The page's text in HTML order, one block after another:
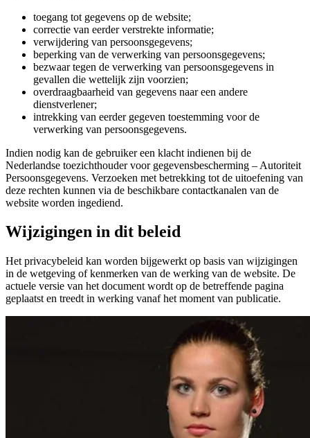
toegang tot gegevens op de website;
correctie van eerder verstrekte informatie;
verwijdering van persoonsgegevens;
beperking van de verwerking van persoonsgegevens;
bezwaar tegen de verwerking van persoonsgegevens in
gevallen die wettelijk zijn voorzien;
overdraagbaarheid van gegevens naar een andere
dienstverlener;
intrekking van eerder gegeven toestemming voor de
verwerking van persoonsgegevens.
Indien nodig kan de gebruiker een klacht indienen bij de
Nederlandse toezichthouder voor gegevensbescherming – Autoriteit
Persoonsgegevens. Verzoeken met betrekking tot de uitoefening van
deze rechten kunnen via de beschikbare contactkanalen van de
website worden ingediend.
Wijzigingen in dit beleid
Het privacybeleid kan worden bijgewerkt op basis van wijzigingen
in de wetgeving of kenmerken van de werking van de website. De
actuele versie van het document wordt op de betreffende pagina
geplaatst en treedt in werking vanaf het moment van publicatie.